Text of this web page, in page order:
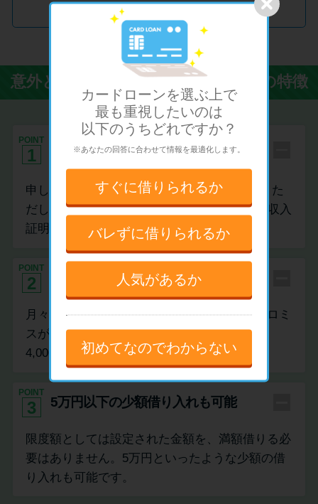
Promotion by アイフル
意外と知らないカードローンの4つの特徴
POINT
1
申し込みに必要な書類は本人確認書
類だけ
申し込みは本人確認書類さえあればOKです。た
だし、50万円以上借り入れしたい場合には、収入
証明書が必要になります。
POINT
2 月々の返済額は￥1,000～設定可能
月々の返済額は、お借入後残高に応じて、プロミ
スが1,000円、アコムが1,000円、アイフルは
4,000円から設定可能です。
POINT
3 5万円以下の少額借り入れも可能
限度額としては設定された金額を、満額借りる必
要はありません。5万円といったような少額の借
り入れも可能です。
カードローンを選ぶ上で
最も重視したいのは
以下のうちどれですか？
※あなたの回答に合わせて情報を最適化します。
すぐに借りられるか
バレずに借りられるか
人気があるか
初めてなのでわからない